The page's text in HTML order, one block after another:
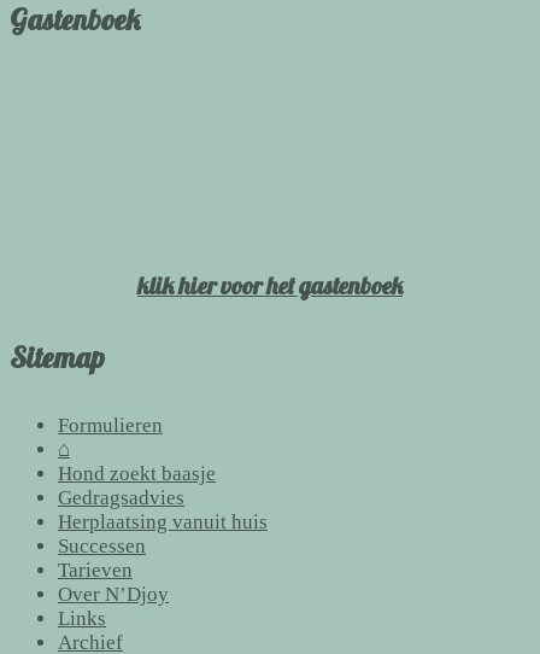
Gastenboek
klik hier voor het gastenboek
Sitemap
Formulieren
⌂
Hond zoekt baasje
Gedragsadvies
Herplaatsing vanuit huis
Successen
Tarieven
Over N’Djoy
Links
Archief